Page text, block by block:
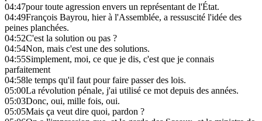
04:47pour toute agression envers un représentant de l'État.
04:49François Bayrou, hier à l'Assemblée, a ressuscité l'idée des
peines planchées.
04:52C'est la solution ou pas ?
04:54Non, mais c'est une des solutions.
04:55Simplement, moi, ce que je dis, c'est que je connais
parfaitement
04:58le temps qu'il faut pour faire passer des lois.
05:00La révolution pénale, j'ai utilisé ce mot depuis des années.
05:03Donc, oui, mille fois, oui.
05:05Mais ça veut dire quoi, pardon ?